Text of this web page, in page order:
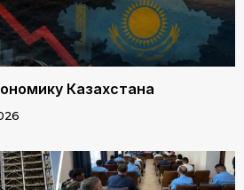
Казахстана